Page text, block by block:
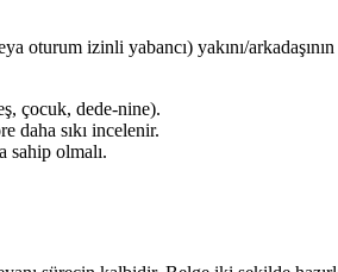
izinli yabancı) yakını/
çocuk, dede-nine).
daha sıkı incelenir.
sahip olmalı.